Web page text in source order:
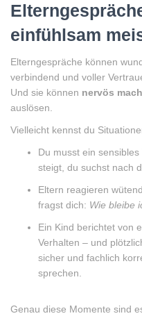
einfühlsam
Elterngespräche können
verbindend und voller
Und sie können nervös
auslösen.
Vielleicht kennst du
Du musst ein
steigt, du suchst nach
Eltern reagieren
fragst dich: Wie bleibe
Ein Kind berichtet von
Verhalten – und
sicher und fachlich
sprechen.
Genau diese Momente sind